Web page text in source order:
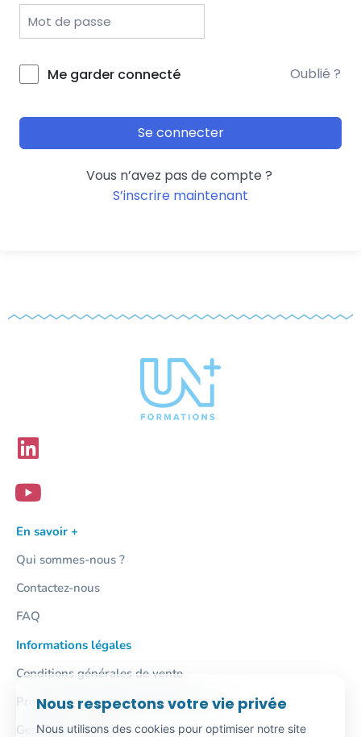
Me garder connecté Oublié ?
Se connecter
Vous n’avez pas de compte ?
S’inscrire maintenant
En savoir +
Qui sommes-nous ?
Contactez-nous
FAQ
Informations légales
Conditions générales de vente
Protection des données personnelles
Gestion des cookies
Nous respectons votre vie privée
Nous utilisons des cookies pour optimiser notre site